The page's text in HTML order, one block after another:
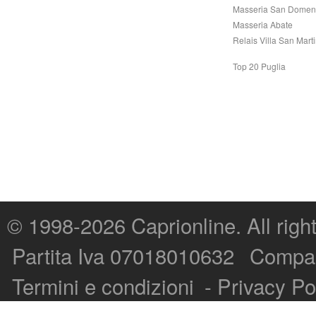
Masseria San
Masseria Abate
Relais Villa San
Top 20 Puglia
© 1998-2026 Caprionline. All
Partita Iva 07018010632
Termini e condizioni - Privacy
Capri On Line Srl, Via Le Botteghe 10a - 80073 CAPRI (NA) Italy
P.Iva, C.F. e n.Reg.Imprese Napoli: 07018010632 - Rea n.557643